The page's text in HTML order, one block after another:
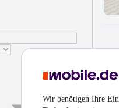
Wir benötigen Ihre